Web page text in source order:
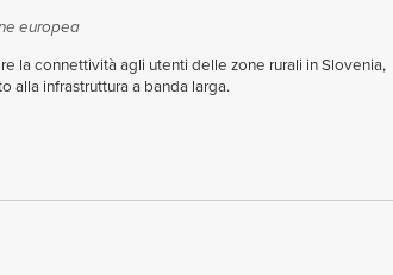
europea
connettività agli utenti delle zone rurali in Slovenia,
alla infrastruttura a banda larga.